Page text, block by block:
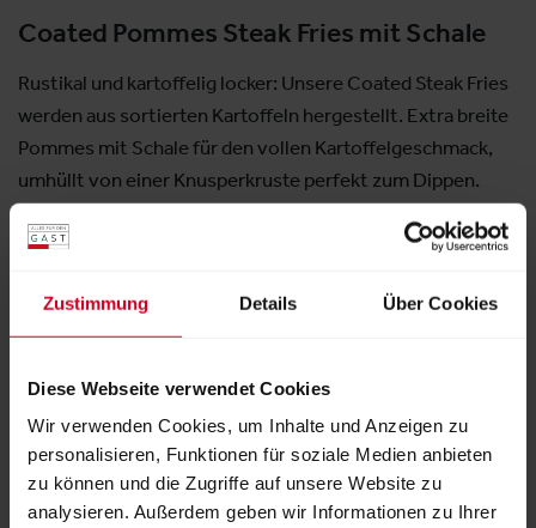
Zustimmung Details Über Cookies
Diese Webseite verwendet Cookies
Wir verwenden Cookies, um Inhalte und Anzeigen zu
personalisieren, Funktionen für soziale Medien anbieten
zu können und die Zugriffe auf unsere Website zu
analysieren. Außerdem geben wir Informationen zu Ihrer
Coated Pommes Steak Fries mit Schale
Rustikal und kartoffelig locker: Unsere Coated Steak Fries
werden aus sortierten Kartoffeln hergestellt. Extra breite
Pommes mit Schale für den vollen Kartoffelgeschmack,
umhüllt von einer Knusperkruste perfekt zum Dippen.
Aussteller: